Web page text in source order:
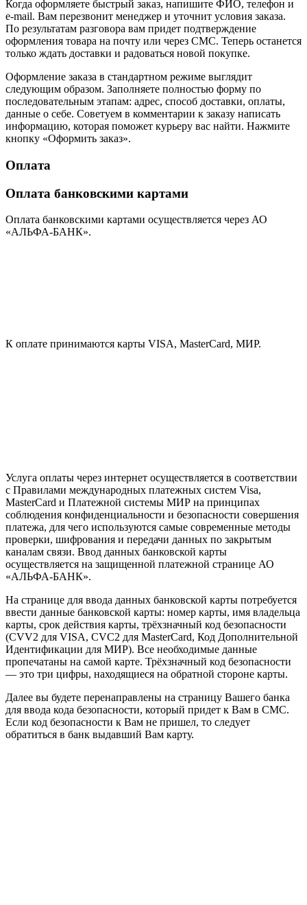
Когда оформляете быстрый заказ, напишите ФИО, телефон и
e-mail. Вам перезвонит менеджер и уточнит условия заказа.
По результатам разговора вам придет подтверждение
оформления товара на почту или через СМС. Теперь останется
только ждать доставки и радоваться новой покупке.
Оформление заказа в стандартном режиме выглядит
следующим образом. Заполняете полностью форму по
последовательным этапам: адрес, способ доставки, оплаты,
данные о себе. Советуем в комментарии к заказу написать
информацию, которая поможет курьеру вас найти. Нажмите
кнопку «Оформить заказ».
Оплата
Оплата банковскими картами
Оплата банковскими картами осуществляется через АО
«АЛЬФА-БАНК».
К оплате принимаются карты VISA, MasterCard, МИР.
Услуга оплаты через интернет осуществляется в соответствии
с Правилами международных платежных систем Visa,
MasterCard и Платежной системы МИР на принципах
соблюдения конфиденциальности и безопасности совершения
платежа, для чего используются самые современные методы
проверки, шифрования и передачи данных по закрытым
каналам связи. Ввод данных банковской карты
осуществляется на защищенной платежной странице АО
«АЛЬФА-БАНК».
На странице для ввода данных банковской карты потребуется
ввести данные банковской карты: номер карты, имя владельца
карты, срок действия карты, трёхзначный код безопасности
(CVV2 для VISA, CVC2 для MasterCard, Код Дополнительной
Идентификации для МИР). Все необходимые данные
пропечатаны на самой карте. Трёхзначный код безопасности
— это три цифры, находящиеся на обратной стороне карты.
Далее вы будете перенаправлены на страницу Вашего банка
для ввода кода безопасности, который придет к Вам в СМС.
Если код безопасности к Вам не пришел, то следует
обратиться в банк выдавший Вам карту.